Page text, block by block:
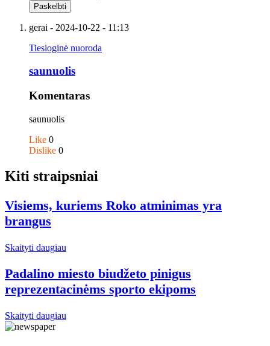
gerai - 2024-10-22 - 11:13
Tiesioginė nuoroda
saunuolis
Komentaras
saunuolis
Like 0
Dislike 0
Kiti straipsniai
Visiems, kuriems Roko atminimas yra
brangus
Skaityti daugiau
Padalino miesto biudžeto pinigus
reprezentacinėms sporto ekipoms
Skaityti daugiau